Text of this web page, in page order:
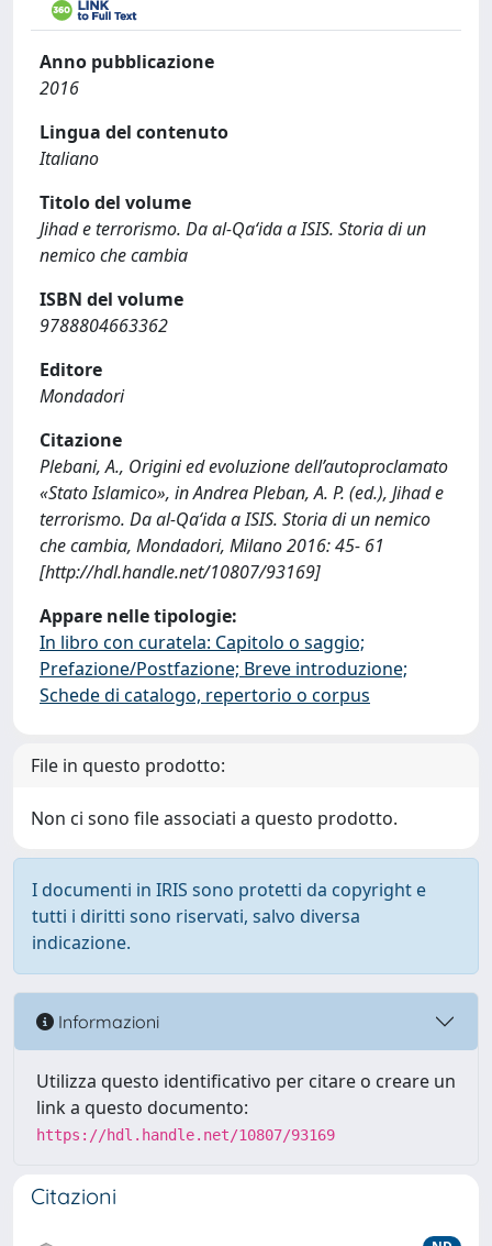
Anno pubblicazione
2016
Lingua del contenuto
Italiano
Titolo del volume
Jihad e terrorismo. Da al-Qa‘ida a ISIS. Storia di un
nemico che cambia
ISBN del volume
9788804663362
Editore
Mondadori
Citazione
Plebani, A., Origini ed evoluzione dell’autoproclamato
«Stato Islamico», in Andrea Pleban, A. P. (ed.), Jihad e
terrorismo. Da al-Qa‘ida a ISIS. Storia di un nemico
che cambia, Mondadori, Milano 2016: 45- 61
[http://hdl.handle.net/10807/93169]
Appare nelle tipologie:
In libro con curatela: Capitolo o saggio;
Prefazione/Postfazione; Breve introduzione;
Schede di catalogo, repertorio o corpus
File in questo prodotto:
Non ci sono file associati a questo prodotto.
I documenti in IRIS sono protetti da copyright e
tutti i diritti sono riservati, salvo diversa
indicazione.
Informazioni
Utilizza questo identificativo per citare o creare un
link a questo documento:
https://hdl.handle.net/10807/93169
Citazioni